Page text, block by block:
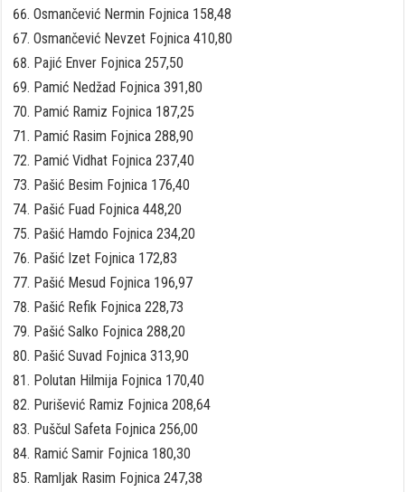
Osmančević Nermin Fojnica 158,48
Osmančević Nevzet Fojnica 410,80
Pajić Enver Fojnica 257,50
Pamić Nedžad Fojnica 391,80
Pamić Ramiz Fojnica 187,25
Pamić Rasim Fojnica 288,90
Pamić Vidhat Fojnica 237,40
Pašić Besim Fojnica 176,40
Pašić Fuad Fojnica 448,20
Pašić Hamdo Fojnica 234,20
Pašić Izet Fojnica 172,83
Pašić Mesud Fojnica 196,97
Pašić Refik Fojnica 228,73
Pašić Salko Fojnica 288,20
Pašić Suvad Fojnica 313,90
Polutan Hilmija Fojnica 170,40
Purišević Ramiz Fojnica 208,64
Puščul Safeta Fojnica 256,00
Ramić Samir Fojnica 180,30
Ramljak Rasim Fojnica 247,38